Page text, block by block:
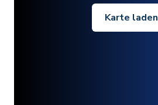
Karte laden